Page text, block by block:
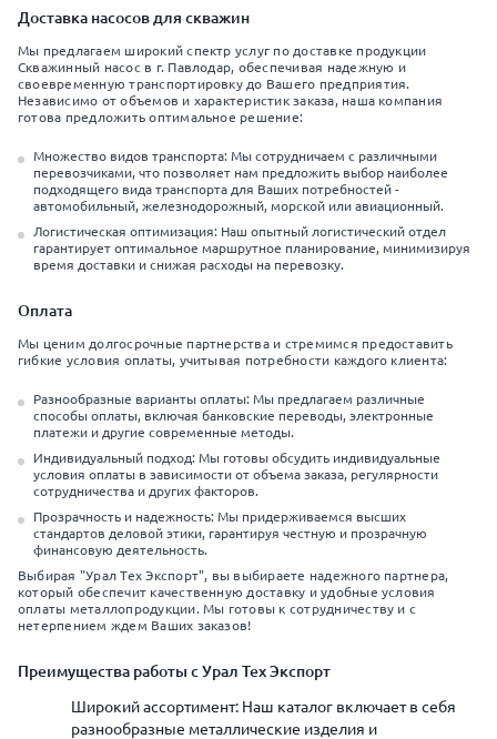
Доставка насосов для скважин
Мы предлагаем широкий спектр услуг по доставке продукции
Скважинный насос в г. Павлодар, обеспечивая надежную и
своевременную транспортировку до Вашего предприятия.
Независимо от объемов и характеристик заказа, наша компания
готова предложить оптимальное решение:
Множество видов транспорта: Мы сотрудничаем с различными
перевозчиками, что позволяет нам предложить выбор наиболее
подходящего вида транспорта для Ваших потребностей -
автомобильный, железнодорожный, морской или авиационный.
Логистическая оптимизация: Наш опытный логистический отдел
гарантирует оптимальное маршрутное планирование, минимизируя
время доставки и снижая расходы на перевозку.
Оплата
Мы ценим долгосрочные партнерства и стремимся предоставить
гибкие условия оплаты, учитывая потребности каждого клиента:
Разнообразные варианты оплаты: Мы предлагаем различные
способы оплаты, включая банковские переводы, электронные
платежи и другие современные методы.
Индивидуальный подход: Мы готовы обсудить индивидуальные
условия оплаты в зависимости от объема заказа, регулярности
сотрудничества и других факторов.
Прозрачность и надежность: Мы придерживаемся высших
стандартов деловой этики, гарантируя честную и прозрачную
финансовую деятельность.
Выбирая "Урал Тех Экспорт", вы выбираете надежного партнера,
который обеспечит качественную доставку и удобные условия
оплаты металлопродукции. Мы готовы к сотрудничеству и с
нетерпением ждем Ваших заказов!
Преимущества работы с Урал Тех Экспорт
Широкий ассортимент: Наш каталог включает в себя
разнообразные металлические изделия и